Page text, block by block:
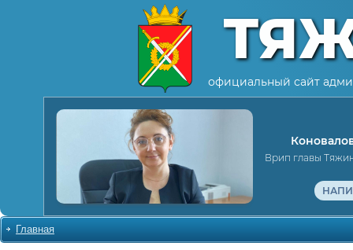
официальный сайт
Врип главы
Главная